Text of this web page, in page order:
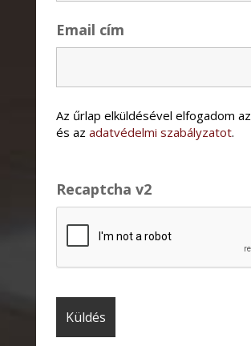
Email cím
Az űrlap elküldésével elfogadom az
és az adatvédelmi szabályzatot.
Recaptcha v2